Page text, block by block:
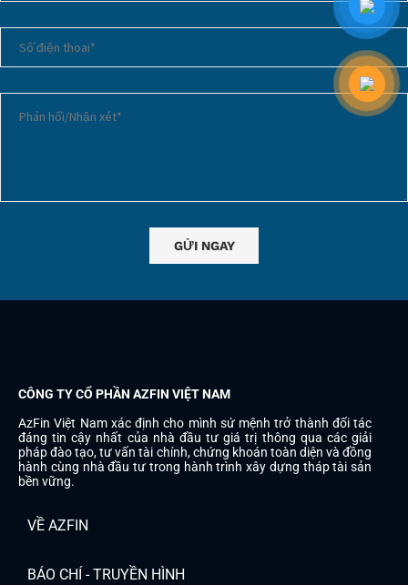
CÔNG TY CỔ PHẦN AZFIN VIỆT NAM
AzFin Việt Nam xác định cho mình sứ mệnh trở thành đối tác
đáng tin cậy nhất của nhà đầu tư giá trị thông qua các giải
pháp đào tạo, tư vấn tài chính, chứng khoán toàn diện và đồng
hành cùng nhà đầu tư trong hành trình xây dựng tháp tài sản
bền vững.
VỀ AZFIN
BÁO CHÍ - TRUYỀN HÌNH